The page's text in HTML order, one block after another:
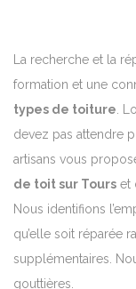
La recherche et la
formation et une
types de toiture
.
devez pas attendre
artisans vous
de toit sur Tours
Nous identifions
qu’elle soit réparée
supplémentaires.
gouttières.